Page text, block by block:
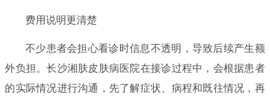
费用说明更清楚
不少患者会担心看诊时信息不透明，导致后续产生额
外负担。长沙湘肤皮肤病医院在接诊过程中，会根据患者
的实际情况进行沟通，先了解症状、病程和既往情况，再